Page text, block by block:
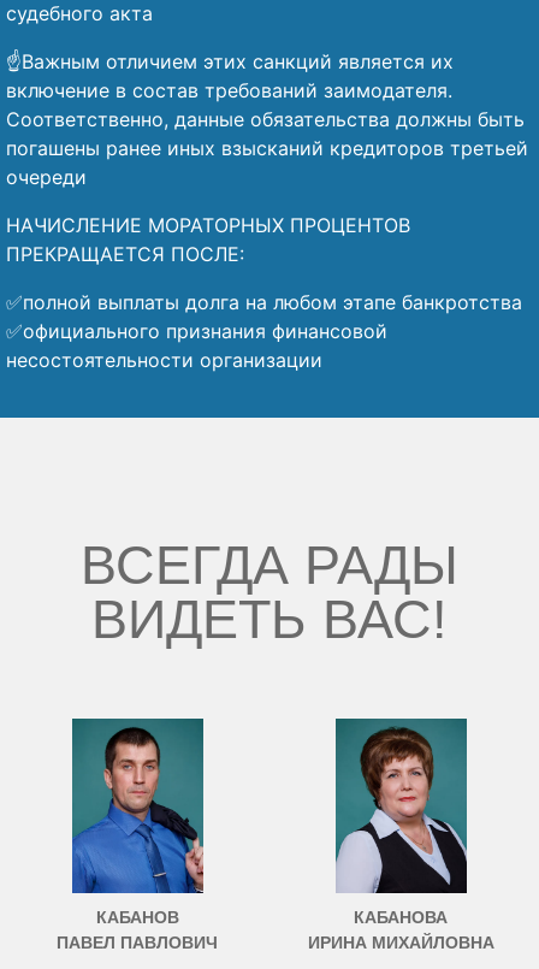
судебного акта
☝️Важным отличием этих санкций является их
включение в состав требований заимодателя.
Соответственно, данные обязательства должны быть
погашены ранее иных взысканий кредиторов третьей
очереди
НАЧИСЛЕНИЕ МОРАТОРНЫХ ПРОЦЕНТОВ
ПРЕКРАЩАЕТСЯ ПОСЛЕ:
✅полной выплаты долга на любом этапе банкротства
✅официального признания финансовой
несостоятельности организации
ВСЕГДА РАДЫ
ВИДЕТЬ ВАС!
КАБАНОВ
ПАВЕЛ ПАВЛОВИЧ
КАБАНОВА
ИРИНА МИХАЙЛОВНА